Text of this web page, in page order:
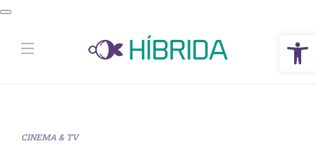
Abrir a barra de ferramentas
CINEMA & TV